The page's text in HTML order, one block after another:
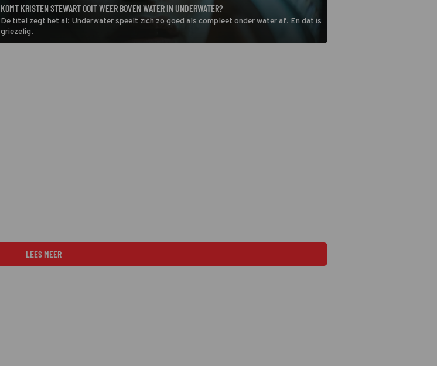
KOMT KRISTEN STEWART OOIT WEER BOVEN WATER IN UNDERWATER?
De titel zegt het al: Underwater speelt zich zo goed als compleet onder water af. En dat is
griezelig.
LEES MEER